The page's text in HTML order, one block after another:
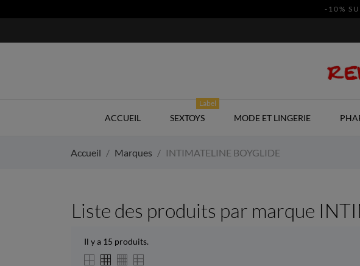
-10%
ACCUEIL SEXTOYS
Label
MODE ET LINGERIE
Accueil Marques INTIMATELINE BOYGLIDE
Liste des produits par marque
Il y a 15 produits.